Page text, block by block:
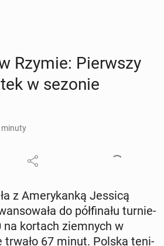
Rzymie: Pierw­szy
w sezonie
minuty
z Ame­ry­kan­ką Jessicą
do pół­fi­na­łu tur­nie­
na kortach ziem­nych w
trwało 67 minut. Polska te­ni­